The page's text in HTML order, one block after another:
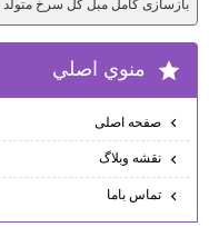
بازسازی کامل مبل گل سرخ متولد
منوي اصلي
صفحه اصلی
نقشه وبلاگ
تماس باما